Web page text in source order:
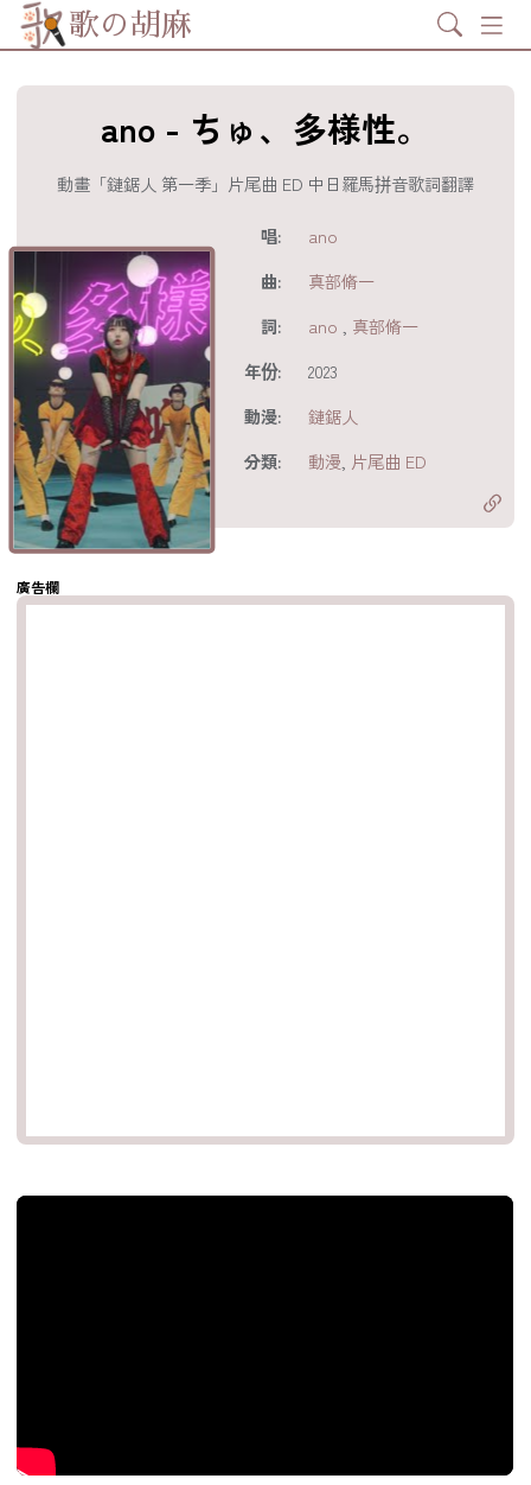
歌の胡麻 Search
ano - ちゅ、多様性。
動畫「鏈鋸人 第一季」片尾曲 ED 中日羅馬拼音歌詞翻譯
唱:
ano
曲:
真部脩一
詞:
ano
真部脩一
年份:
2023
動漫:
鏈鋸人
分類:
動漫 片尾曲 ED
分享至
享至 X
分享至
製鏈結
廣告欄
官方Youtube影片